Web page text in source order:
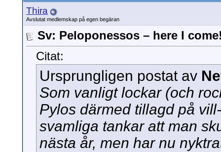
Thira
Avslutat medlemskap på egen begäran
Sv: Peloponessos – here I
Citat:
Ursprungligen postat av
Som vanligt lockar (och
Pylos därmed tillagd på
svamliga tankar att man
nästa år, men har nu